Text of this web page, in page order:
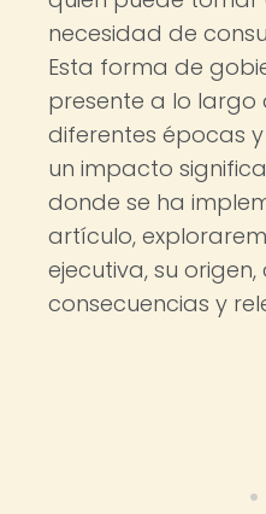
necesidad de
Esta forma de
presente a lo largo
diferentes épocas
un impacto
donde se ha
artículo,
ejecutiva, su
consecuencias y